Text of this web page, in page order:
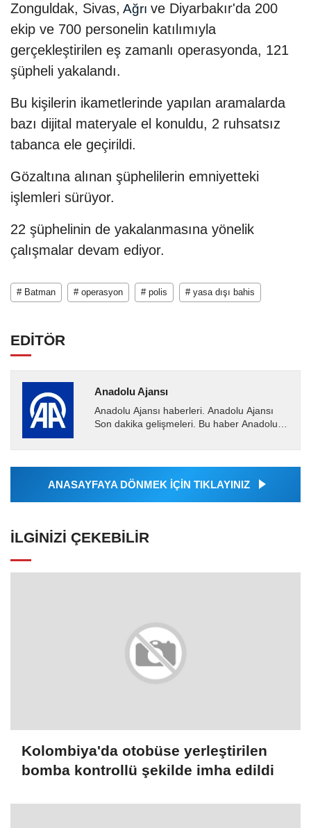
Zonguldak, Sivas, Ağrı ve Diyarbakır'da 200
ekip ve 700 personelin katılımıyla
gerçekleştirilen eş zamanlı operasyonda, 121
şüpheli yakalandı.
Bu kişilerin ikametlerinde yapılan aramalarda
bazı dijital materyale el konuldu, 2 ruhsatsız
tabanca ele geçirildi.
Gözaltına alınan şüphelilerin emniyetteki
işlemleri sürüyor.
22 şüphelinin de yakalanmasına yönelik
çalışmalar devam ediyor.
# Batman # operasyon # polis # yasa dışı bahis
EDİTÖR
Anadolu Ajansı
Anadolu Ajansı haberleri. Anadolu Ajansı
Son dakika gelişmeleri. Bu haber Anadolu
Ajansı tarafından...
ANASAYFAYA DÖNMEK İÇİN TIKLAYINIZ
İLGINIZI ÇEKEBILIR
Kolombiya'da otobüse yerleştirilen
bomba kontrollü şekilde imha edildi